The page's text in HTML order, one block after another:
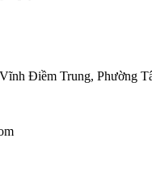
Điềm Trung, Phường